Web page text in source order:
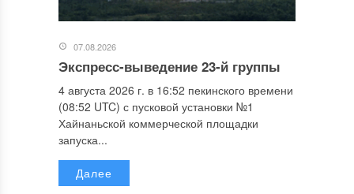
07.08.2026
Экспресс-выведение 23-й группы
4 августа 2026 г. в 16:52 пекинского времени
(08:52 UTC) с пусковой установки №1
Хайнаньской коммерческой площадки
запуска...
Далее